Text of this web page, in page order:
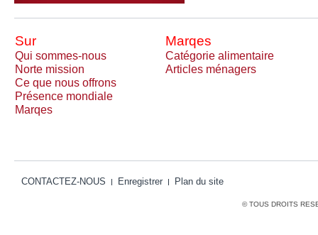
Sur Marqes
Qui sommes-nous
Catégorie alimentaire
Norte mission
Articles ménagers
Ce que nous offrons
Présence mondiale
Marqes
CONTACTEZ-NOUS Enregistrer Plan du site
© TOUS DROITS